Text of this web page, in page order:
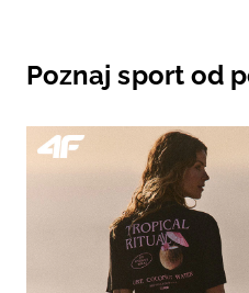
Poznaj sport od